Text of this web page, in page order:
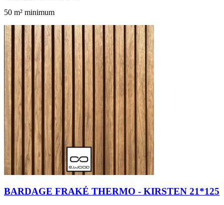
50 m² minimum
BARDAGE FRAKÉ THERMO - KIRSTEN 21*125